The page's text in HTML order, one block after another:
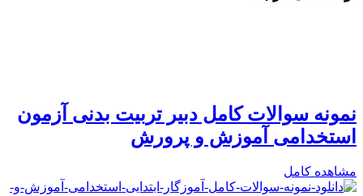
نمونه سوالات کامل دبیر تربیت بدنی آزمون
استخدامی آموزش و پرورش
مشاهده کامل